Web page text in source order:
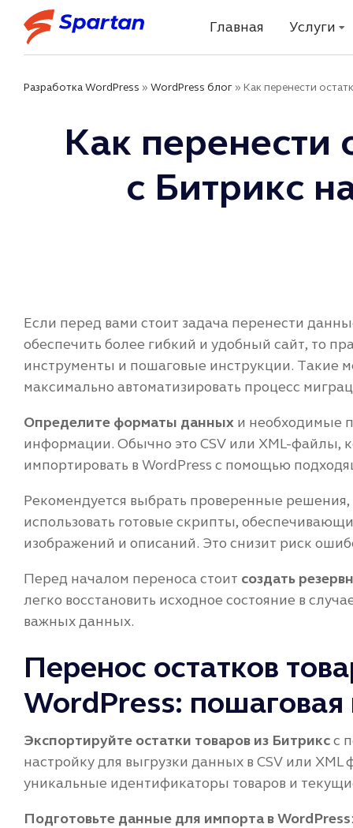
Главная Услуги
Разработка WordPress » WordPress блог » Как перенести
Как перенести
с Битрикс
Если перед вами стоит задача перенести
обеспечить более гибкий и удобный сайт, то
инструменты и пошаговые инструкции. Такие
максимально автоматизировать процесс
Определите форматы данных и необходимые
информации. Обычно это CSV или XML-файлы,
импортировать в WordPress с помощью
Рекомендуется выбрать проверенные
использовать готовые скрипты,
изображений и описаний. Это снизит риск
Перед началом переноса стоит создать
легко восстановить исходное состояние в
важных данных.
Перенос остатков
WordPress: пошаговая
Экспортируйте остатки товаров из Битриксс
настройку для выгрузки данных в CSV или
уникальные идентификаторы товаров и
Подготовьте данные для импорта в WordPress